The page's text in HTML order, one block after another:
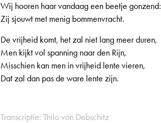
Wij hooren haar vandaag een beetje gonzend:
Zij sjouwt met menig bommenvracht.
De vrijheid komt, het zal niet lang meer duren,
Men kijkt vol spanning naar den Rijn,
Misschien kan men in vrijheid lente vieren,
Dat zal dan pas de ware lente zijn.
Transcriptie: Thilo von Debschitz